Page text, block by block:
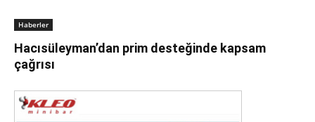
Haberler
Hacısüleyman’dan prim desteğinde kapsam
çağrısı